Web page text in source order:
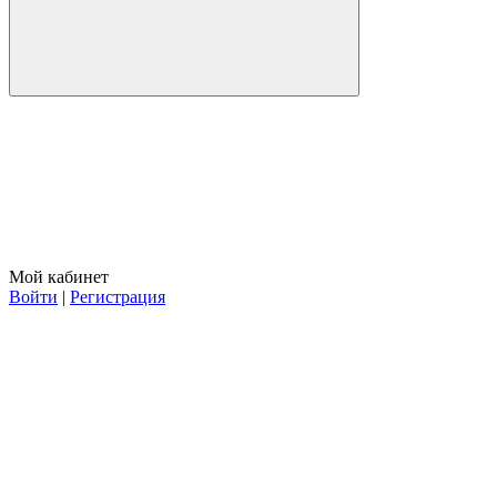
Мой кабинет
Войти | Регистрация